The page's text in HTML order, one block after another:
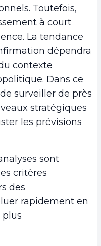
Toutefois,
à court
La tendance
dépendra
contexte
Dans ce
surveiller de près
stratégiques
les prévisions
sont
critères
des
rapidement en
plus